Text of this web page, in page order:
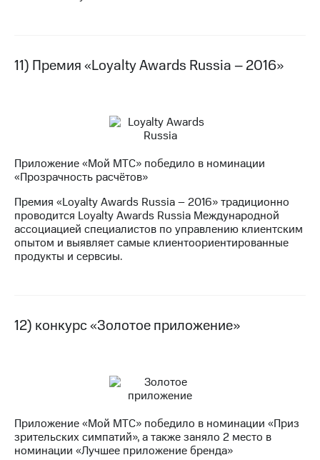
11) Премия «Loyalty Awards Russia – 2016»
Приложение «Мой МТС» победило в номинации
«Прозрачность расчётов»
Премия «Loyalty Awards Russia – 2016» традиционно
проводится Loyalty Awards Russia Международной
ассоциацией специалистов по управлению клиентским
опытом и выявляет самые клиентоориентированные
продукты и сервсиы.
12) конкурс «Золотое приложение»
Приложение «Мой МТС» победило в номинации «Приз
зрительских симпатий», а также заняло 2 место в
номинации «Лучшее приложение бренда»